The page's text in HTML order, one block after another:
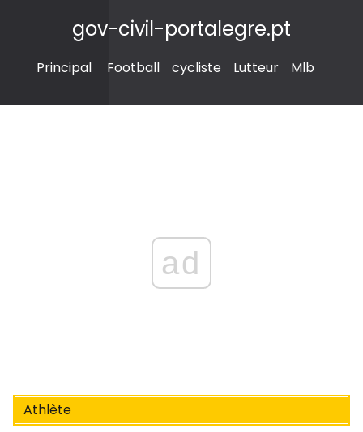
gov-civil-portalegre.pt
Principal Football cycliste Lutteur Mlb
ad
Athlète